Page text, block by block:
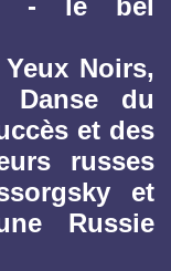
- le bel
Noirs,
Danse du
et des
russes
et
Russie